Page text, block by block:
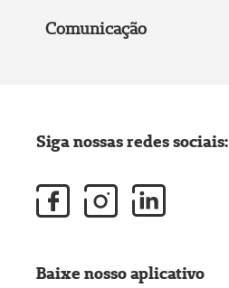
Comunicação
Siga nossas redes sociais:
Baixe nosso aplicativo